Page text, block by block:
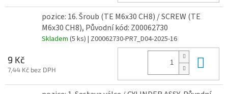
pozice: 16. Šroub (TE M6x30 CH8) / SCREW (TE
M6x30 CH8), Původní kód: Z00062730
Skladem (5 ks) | Z00062730-PR7_D04-2025-16
9 Kč
7,44 Kč bez DPH